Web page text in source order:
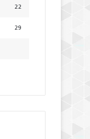
22
29